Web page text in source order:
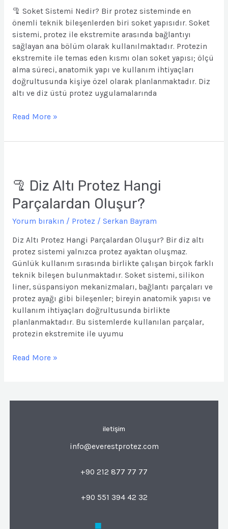
🦿 Soket Sistemi Nedir? Bir protez sisteminde en
önemli teknik bileşenlerden biri soket yapısıdır. Soket
sistemi, protez ile ekstremite arasında bağlantıyı
sağlayan ana bölüm olarak kullanılmaktadır. Protezin
ekstremite ile temas eden kısmı olan soket yapısı; ölçü
alma süreci, anatomik yapı ve kullanım ihtiyaçları
doğrultusunda kişiye özel olarak planlanmaktadır. Diz
altı ve diz üstü protez uygulamalarında
Read More »
🦿 Diz Altı Protez Hangi
Parçalardan Oluşur?
Yorum bırakın / Protez / Serkan Bayram
Diz Altı Protez Hangi Parçalardan Oluşur? Bir diz altı
protez sistemi yalnızca protez ayaktan oluşmaz.
Günlük kullanım sırasında birlikte çalışan birçok farklı
teknik bileşen bulunmaktadır. Soket sistemi, silikon
liner, süspansiyon mekanizmaları, bağlantı parçaları ve
protez ayağı gibi bileşenler; bireyin anatomik yapısı ve
kullanım ihtiyaçları doğrultusunda birlikte
planlanmaktadır. Bu sistemlerde kullanılan parçalar,
protezin ekstremite ile uyumu
Altı
Protez
Hangi
Parçalardan
Read More »
iletişim
info@everestprotez.com
+90 212 877 77 77
+90 551 394 42 32